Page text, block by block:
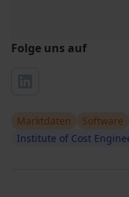
Folge uns auf
Marktdaten Software
Institute of Cost